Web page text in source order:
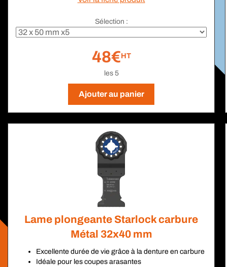
Sélection :
48€HT
les 5
Ajouter au panier
Lame plongeante Starlock carbure
Métal 32x40 mm
Excellente durée de vie grâce à la denture en carbure
Idéale pour les coupes arasantes